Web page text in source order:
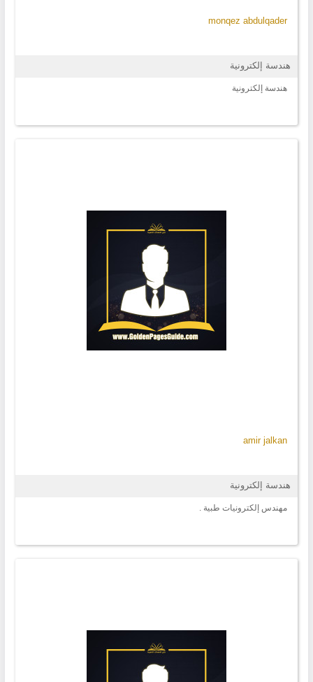
monqez abdulqader
هندسة إلكترونية
هندسة إلكترونية
amir jalkan
هندسة إلكترونية
مهندس إلكترونيات طبية .